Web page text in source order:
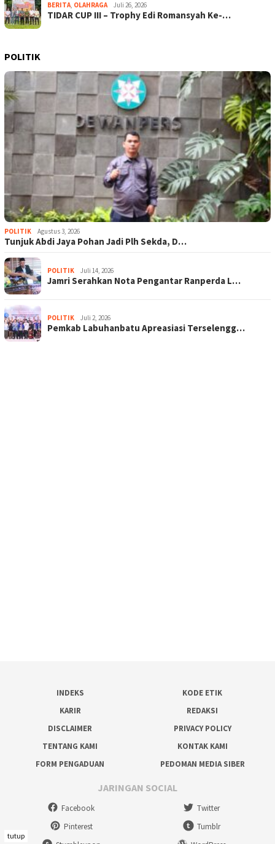
BERITA, OLAHRAGA Juli 26, 2026
TIDAR CUP III – Trophy Edi Romansyah Ke-…
POLITIK
POLITIK Agustus 3, 2026
Tunjuk Abdi Jaya Pohan Jadi Plh Sekda, D…
POLITIK Juli 14, 2026
Jamri Serahkan Nota Pengantar Ranperda L…
POLITIK Juli 2, 2026
Pemkab Labuhanbatu Apreasiasi Terselengg…
INDEKS
KODE ETIK
KARIR
REDAKSI
DISCLAIMER
PRIVACY POLICY
TENTANG KAMI
KONTAK KAMI
FORM PENGADUAN
PEDOMAN MEDIA SIBER
JARINGAN SOCIAL
Facebook
Twitter
Pinterest
Tumblr
tutup